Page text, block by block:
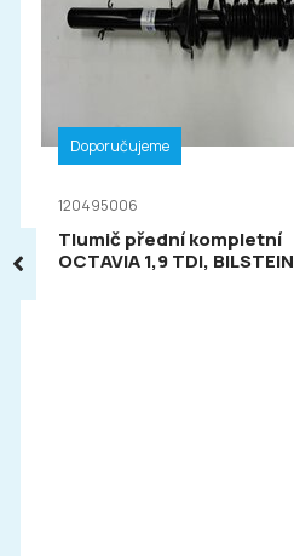
Doporučujeme
120495006
Tlumič přední kompletní
OCTAVIA 1,9 TDI, BILSTEIN